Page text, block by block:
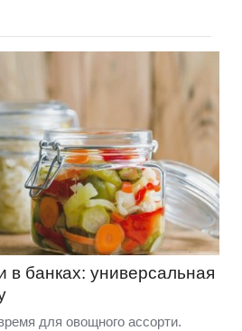
банках: универсальная
для овощного ассорти.